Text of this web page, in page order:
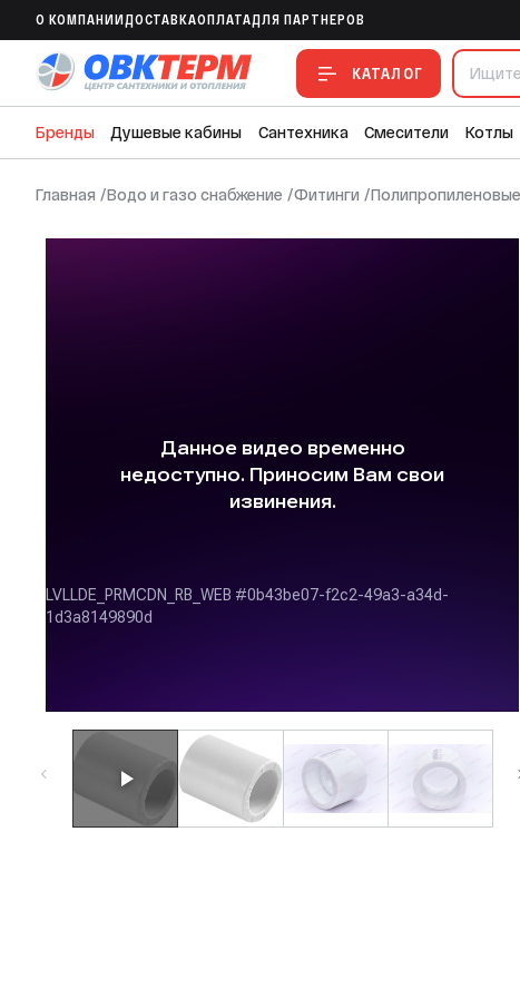
O КОМПАНИИ ДОСТАВКАОПЛАТАДЛЯ ПАРТНЕРОВ
КАТАЛОГ
Бренды Душевые кабины Сантехника Смесители Котлы
Главная /Водо и газо снабжение /Фитинги /
Муфта 50 БЕЛАЯ PP-R (RTP) (100/10)
В ИЗБРАННОЕ В СРАВНЕНИЕ В СМЕТУ